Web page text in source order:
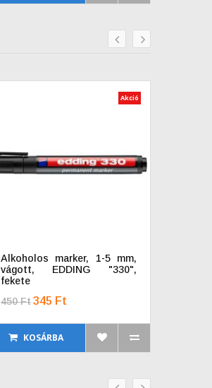
Akció
Alkoholos marker, 1-5 mm,
vágott, EDDING "330",
fekete
450 Ft345 Ft
KOSÁRBA